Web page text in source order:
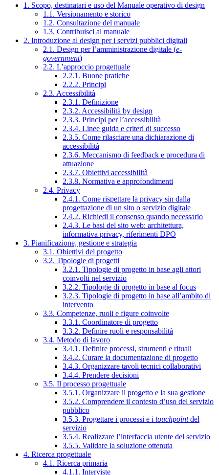
1. Scopo, destinatari e uso del Manuale operativo di design
1.1. Versionamento e storico
1.2. Consultazione del manuale
1.3. Contribuisci al manuale
2. Introduzione al design per i servizi pubblici digitali
2.1. Design per l’amministrazione digitale (e-
government)
2.2. L’approccio progettuale
2.2.1. Buone pratiche
2.2.2. Principi
2.3. Accessibilità
2.3.1. Definizione
2.3.2. Accessibilità by design
2.3.3. Principi per l’accessibilità
2.3.4. Linee guida e criteri di successo
2.3.5. Come rilasciare una dichiarazione di
accessibilità
2.3.6. Meccanismo di feedback e procedura di
attuazione
2.3.7. Obiettivi accessibilità
2.3.8. Normativa e approfondimenti
2.4. Privacy
2.4.1. Come rispettare la privacy sin dalla
progettazione di un sito o servizio digitale
2.4.2. Richiedi il consenso quando necessario
2.4.3. Le basi del sito web: architettura,
informativa privacy, riferimenti DPO
3. Pianificazione, gestione e strategia
3.1. Obiettivi del progetto
3.2. Tipologie di progetti
3.2.1. Tipologie di progetto in base agli attori
coinvolti nel servizio
3.2.2. Tipologie di progetto in base al focus
3.2.3. Tipologie di progetto in base all’ambito di
intervento
3.3. Competenze, ruoli e figure coinvolte
3.3.1. Coordinatore di progetto
3.3.2. Definire ruoli e responsabilità
3.4. Metodo di lavoro
3.4.1. Definire processi, strumenti e rituali
3.4.2. Curare la documentazione di progetto
3.4.3. Organizzare tavoli tecnici collaborativi
3.4.4. Prendere decisioni
3.5. Il processo progettuale
3.5.1. Organizzare il progetto e la sua gestione
3.5.2. Comprendere il contesto d’uso del servizio
pubblico
3.5.3. Progettare i processi e i touchpointdel
servizio
3.5.4. Realizzare l’interfaccia utente del servizio
3.5.5. Validare la soluzione ottenuta
4. Ricerca progettuale
4.1. Ricerca primaria
4.1.1. Interviste